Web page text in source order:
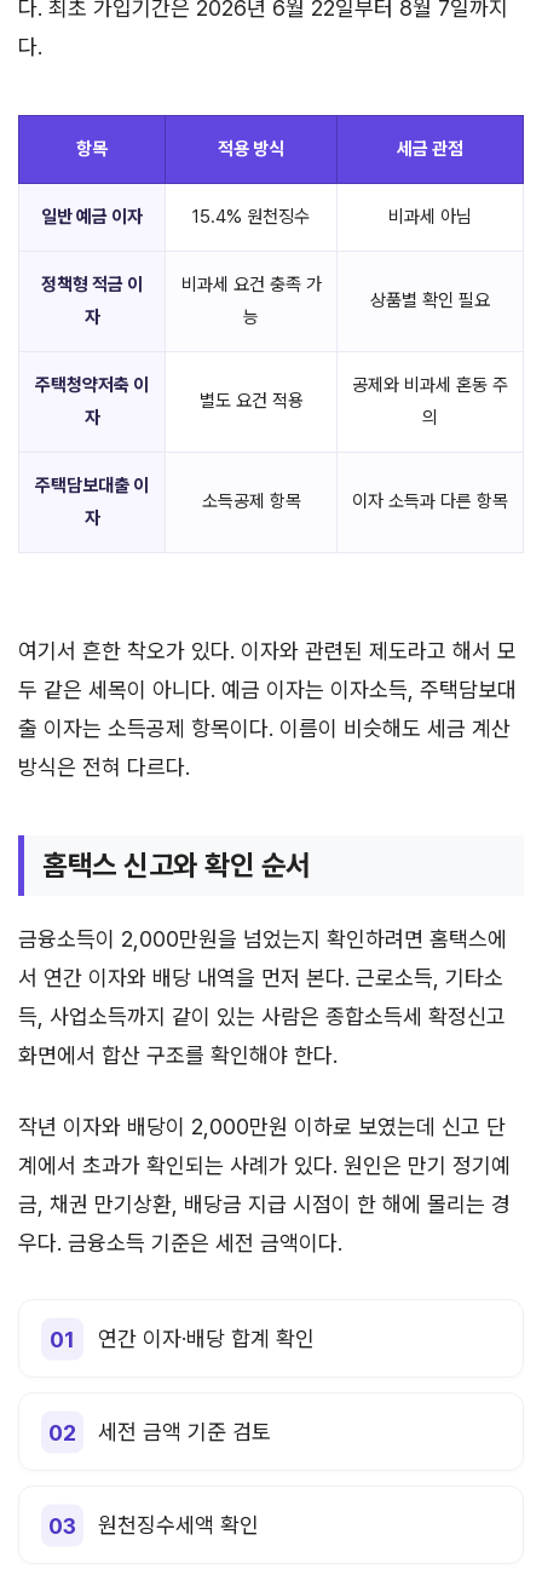
다. 최초 가입기간은 2026년 6월 22일부터 8월 7일까지
다.
항목 적용 방식 세금 관점
일반 예금 이자 15.4% 원천징수 비과세 아님
정책형 적금 이
자
비과세 요건 충족 가
능
상품별 확인 필요
주택청약저축 이
자
별도 요건 적용
공제와 비과세 혼동 주
의
주택담보대출 이
자
소득공제 항목 이자 소득과 다른 항목
여기서 흔한 착오가 있다. 이자와 관련된 제도라고 해서 모
두 같은 세목이 아니다. 예금 이자는 이자소득, 주택담보대
출 이자는 소득공제 항목이다. 이름이 비슷해도 세금 계산
방식은 전혀 다르다.
홈택스 신고와 확인 순서
금융소득이 2,000만원을 넘었는지 확인하려면 홈택스에
서 연간 이자와 배당 내역을 먼저 본다. 근로소득, 기타소
득, 사업소득까지 같이 있는 사람은 종합소득세 확정신고
화면에서 합산 구조를 확인해야 한다.
작년 이자와 배당이 2,000만원 이하로 보였는데 신고 단
계에서 초과가 확인되는 사례가 있다. 원인은 만기 정기예
금, 채권 만기상환, 배당금 지급 시점이 한 해에 몰리는 경
우다. 금융소득 기준은 세전 금액이다.
연간 이자·배당 합계 확인
세전 금액 기준 검토
원천징수세액 확인